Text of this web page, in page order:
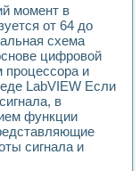
переходных процессов
переходных
швов на базе
систем
стенды
по измерению
комплексы для
нелинейных
в процесе
момент в
от 64 до
схема
цифровой
процессора и
LabVIEW Если
в
функции
сигнала и